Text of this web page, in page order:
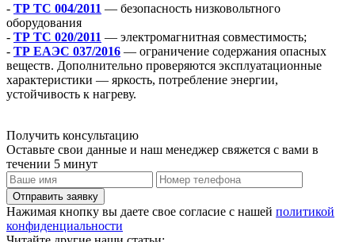
- ТР ТС 004/2011 — безопасность низковольтного
оборудования
- ТР ТС 020/2011 — электромагнитная совместимость;
- ТР ЕАЭС 037/2016 — ограничение содержания опасных
веществ. Дополнительно проверяются эксплуатационные
характеристики — яркость, потребление энергии,
устойчивость к нагреву.
Получить консультацию
Оставьте свои данные и наш менеджер свяжется с вами в
течении 5 минут
Отправить заявку
Нажимая кнопку вы даете свое согласие с нашей политикой
конфиденциальности